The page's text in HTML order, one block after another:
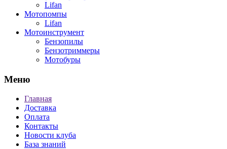
Lifan
Мотопомпы
Lifan
Мотоинструмент
Бензопилы
Бензотриммеры
Мотобуры
Меню
Главная
Доставка
Оплата
Контакты
Новости клуба
База знаний